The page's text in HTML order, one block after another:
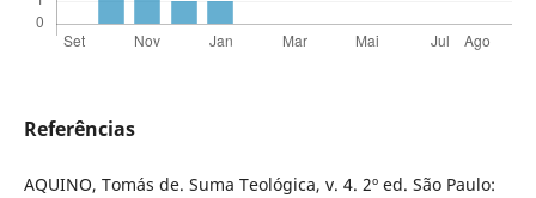
Referências
AQUINO, Tomás de. Suma Teológica, v. 4. 2º ed. São Paulo: